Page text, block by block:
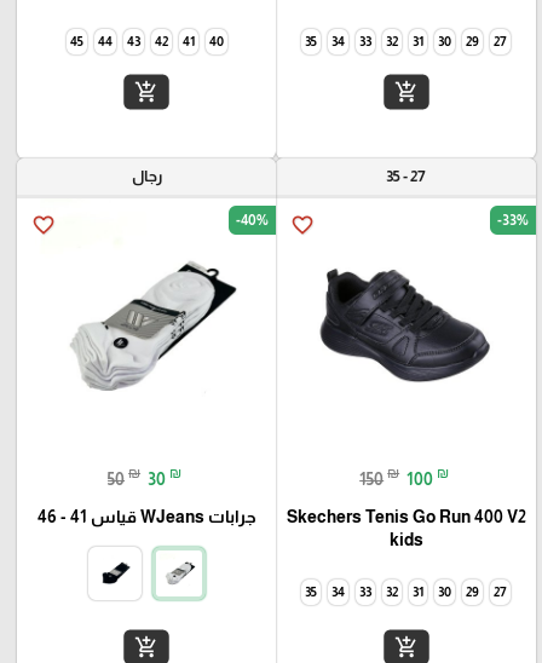
27
29
30
31
32
33
34
35
add_shopping_cart
40
41
42
43
44
45
add_shopping_cart
27 - 35
favorite_border -33%
150 ₪ 100 ₪
Skechers Tenis Go Run 400 V2
kids
27
29
30
31
32
33
34
35
add_shopping_cart
رجال
favorite_border -40%
50 ₪ 30 ₪
جرابات WJeans قياس 41 - 46
add_shopping_cart